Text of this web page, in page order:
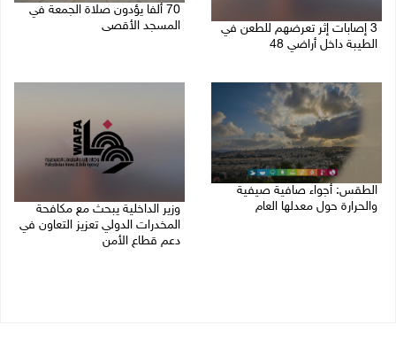
3 إصابات إثر تعرضهم للطعن في
الطيبة داخل أراضي 48
70 ألفا يؤدون صلاة الجمعة في
المسجد الأقصى
الطقس: أجواء صافية صيفية
والحرارة حول معدلها العام
وزير الداخلية يبحث مع مكافحة
المخدرات الدولي تعزيز التعاون في
دعم قطاع الأمن